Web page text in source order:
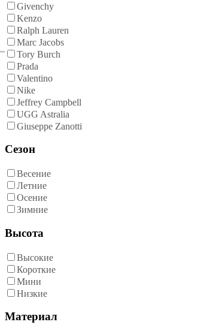
Givenchy
Kenzo
Ralph Lauren
Marc Jacobs
Tory Burch
Prada
Valentino
Nike
Jeffrey Campbell
UGG Astralia
Giuseppe Zanotti
Сезон
Весение
Летние
Осение
Зимние
Высота
Высокие
Короткие
Мини
Низкие
Материал